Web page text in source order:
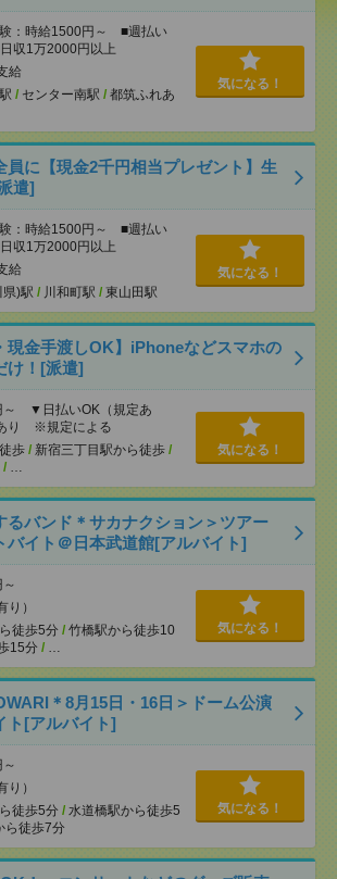
：時給1500円～ ■週払い
1万2000円以上
給
/ センター南駅 / 都筑ふれあ
気になる！
員に【現金2千円相当プレゼント】生
遣]
：時給1500円～ ■週払い
1万2000円以上
給
)駅 / 川和町駅 / 東山田駅
気になる！
現金手渡しOK】iPhoneなどスマホの
け！[派遣]
～ ▼日払いOK（規定あ
り ※規定による
歩 / 新宿三丁目駅から徒歩 /
/ …
気になる！
るバンド＊サカナクション＞ツアー
バイト＠日本武道館[アルバイト]
り）
徒歩5分 / 竹橋駅から徒歩10
15分 / …
気になる！
＊8月15日・16日＞ドーム公演
ト[アルバイト]
り）
徒歩5分 / 水道橋駅から徒歩5
ら徒歩7分
気になる！